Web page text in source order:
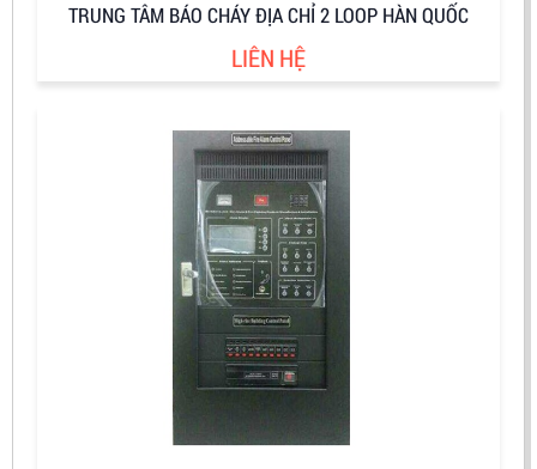
TRUNG TÂM BÁO CHÁY ĐỊA CHỈ 2 LOOP HÀN QUỐC
LIÊN HỆ